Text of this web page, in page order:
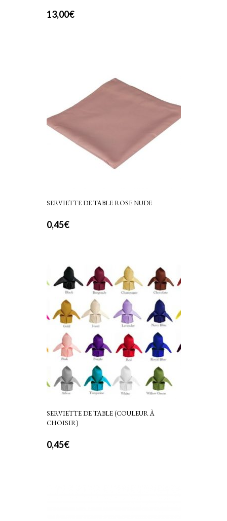
13,00€
SERVIETTE DE TABLE ROSE NUDE
0,45€
SERVIETTE DE TABLE (COULEUR À
CHOISIR)
0,45€